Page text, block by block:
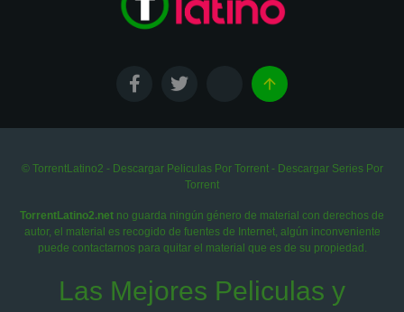
© TorrentLatino2 - Descargar Peliculas Por Torrent - Descargar Series Por
Torrent
TorrentLatino2.net no guarda ningún género de material con derechos de
autor, el material es recogido de fuentes de Internet, algún inconveniente
puede contactarnos para quitar el material que es de su propiedad.
Las Mejores Peliculas y